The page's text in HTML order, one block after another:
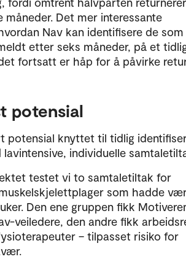
måneder. Det mer interessante
Nav kan identifisere de som
etter seks måneder, på et
fortsatt er håp for å påvirke
potensial
potensial knyttet til tidlig
individuelle
testet vi to samtaletiltak for
som hadde
Den ene gruppen fikk
veiledere, den andre fikk
– tilpasset risiko for